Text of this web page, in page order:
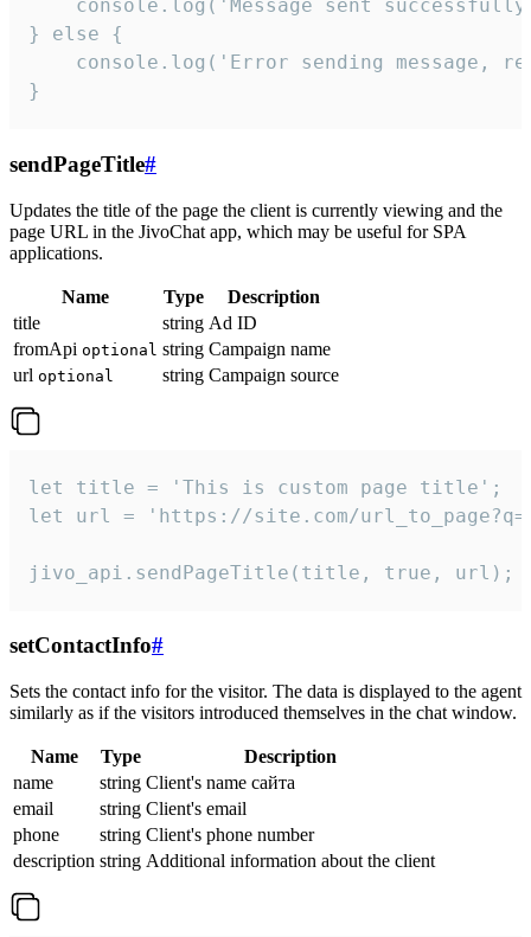
console.log('Message sent
} else {
console.log('Error sending message,
}
sendPageTitle#
Updates the title of the page the client is currently viewing and the
page URL in the JivoChat app, which may be useful for SPA
applications.
Name Type
Description
title
string Ad ID
fromApi optional string Campaign name
url optional string Campaign source
let title = 'This is custom page title';
let url = 'https://site.com/
jivo_api.sendPageTitle(title, true, url);
setContactInfo#
Sets the contact info for the visitor. The data is displayed to the agent
similarly as if the visitors introduced themselves in the chat window.
Name Type
Description
name
string Client's name сайта
email
string Client's email
phone
string Client's phone number
description string Additional information about the client